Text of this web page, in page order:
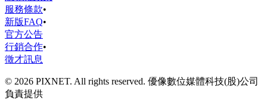
服務條款•
新版FAQ•
官方公告
行銷合作•
徵才訊息
© 2026 PIXNET. All rights reserved. 優像數位媒體科技(股)公司
負責提供